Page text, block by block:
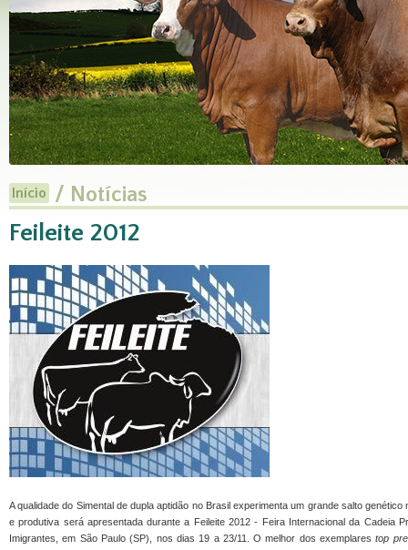
Início / Notícias
Feileite 2012
A qualidade do Simental de dupla aptidão no Brasil experimenta um grande salto
e produtiva será apresentada durante a Feileite 2012 - Feira Internacional da Cadeia
Imigrantes, em São Paulo (SP), nos dias 19 a 23/11. O melhor dos exemplarestop